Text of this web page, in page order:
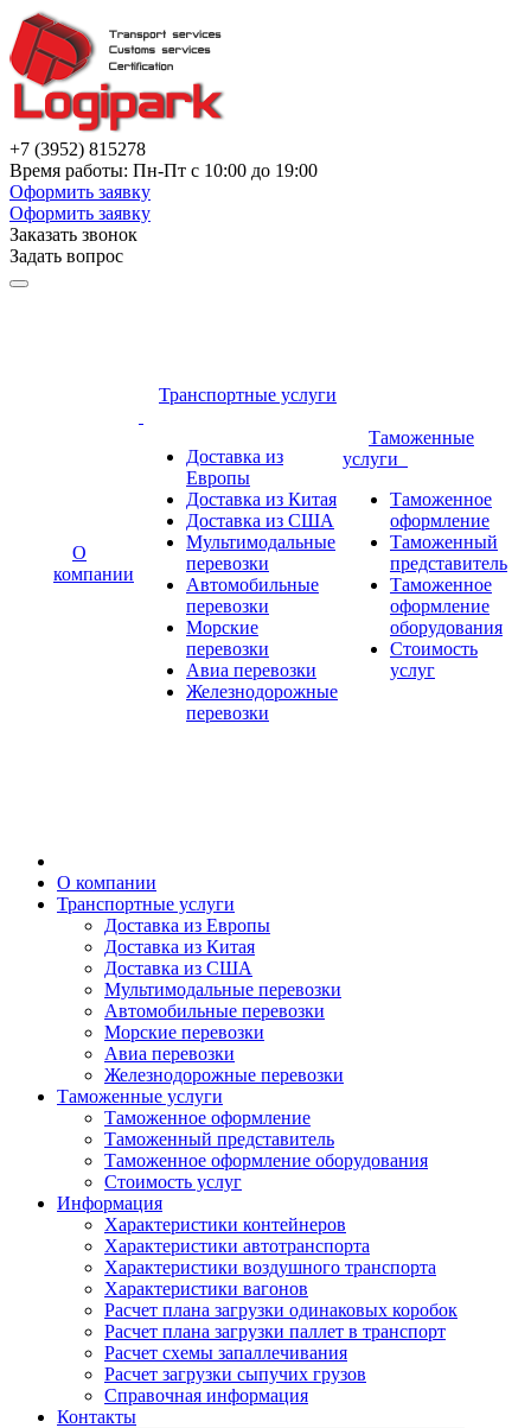
+7 (3952) 815278
Время работы: Пн-Пт с 10:00 до 19:00
Оформить заявку
Оформить заявку
Заказать звонок
Задать вопрос
О
компании
Транспортные услуги
Доставка из
Европы
Доставка из Китая
Доставка из США
Мультимодальные
перевозки
Автомобильные
перевозки
Морские
перевозки
Авиа перевозки
Железнодорожные
перевозки
Таможенные
услуги
Таможенное
оформление
Таможенный
представитель
Таможенное
оформление
оборудования
Стоимость
услуг
О компании
Транспортные услуги
Доставка из Европы
Доставка из Китая
Доставка из США
Мультимодальные перевозки
Автомобильные перевозки
Морские перевозки
Авиа перевозки
Железнодорожные перевозки
Таможенные услуги
Таможенное оформление
Таможенный представитель
Таможенное оформление оборудования
Стоимость услуг
Информация
Характеристики контейнеров
Характеристики автотранспорта
Характеристики воздушного транспорта
Характеристики вагонов
Расчет плана загрузки одинаковых коробок
Расчет плана загрузки паллет в транспорт
Расчет схемы запаллечивания
Расчет загрузки сыпучих грузов
Справочная информация
Контакты